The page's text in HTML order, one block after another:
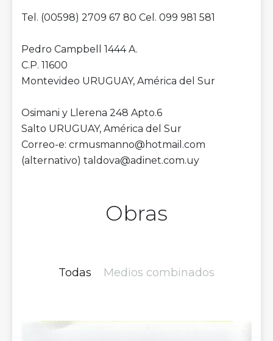
Tel. (00598) 2709 67 80 Cel. 099 981 581
Pedro Campbell 1444 A.
C.P. 11600
Montevideo URUGUAY, América del Sur
Osimani y Llerena 248 Apto.6
Salto URUGUAY, América del Sur
Correo-e: crmusmanno@hotmail.com
(alternativo) taldova@adinet.com.uy
Obras
Todas Medios combinados